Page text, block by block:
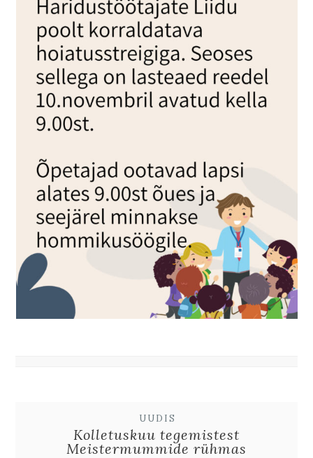
UUDIS
Kolletuskuu tegemistest
Meistermummide rühmas